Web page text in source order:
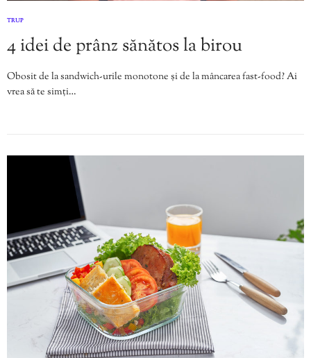
TRUP
4 idei de prânz sănătos la birou
Obosit de la sandwich-urile monotone și de la mâncarea fast-food? Ai
vrea să te simți…